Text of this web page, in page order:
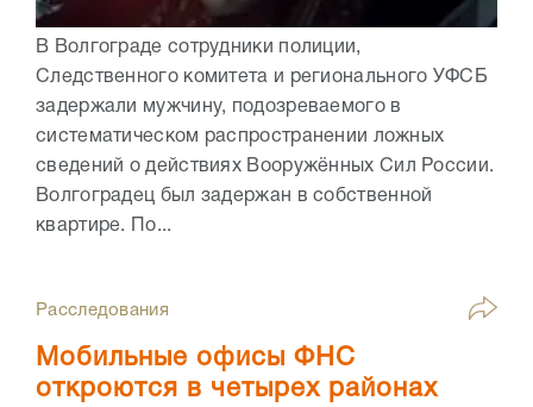
В Волгограде сотрудники полиции,
Следственного комитета и регионального УФСБ
задержали мужчину, подозреваемого в
систематическом распространении ложных
сведений о действиях Вооружённых Сил России.
Волгоградец был задержан в собственной
квартире. По...
Расследования
Мобильные офисы ФНС
откроются в четырех районах